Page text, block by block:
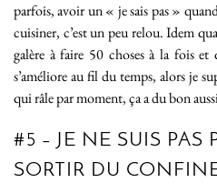
parfois, avoir un « je sais pas »
cuisiner, c’est un peu relou. Idem
galère à faire 50 choses à la fois
s’améliore au fil du temps, alors je
qui râle par moment, ça a du bon
#5 – JE NE SUIS PAS
SORTIR DU